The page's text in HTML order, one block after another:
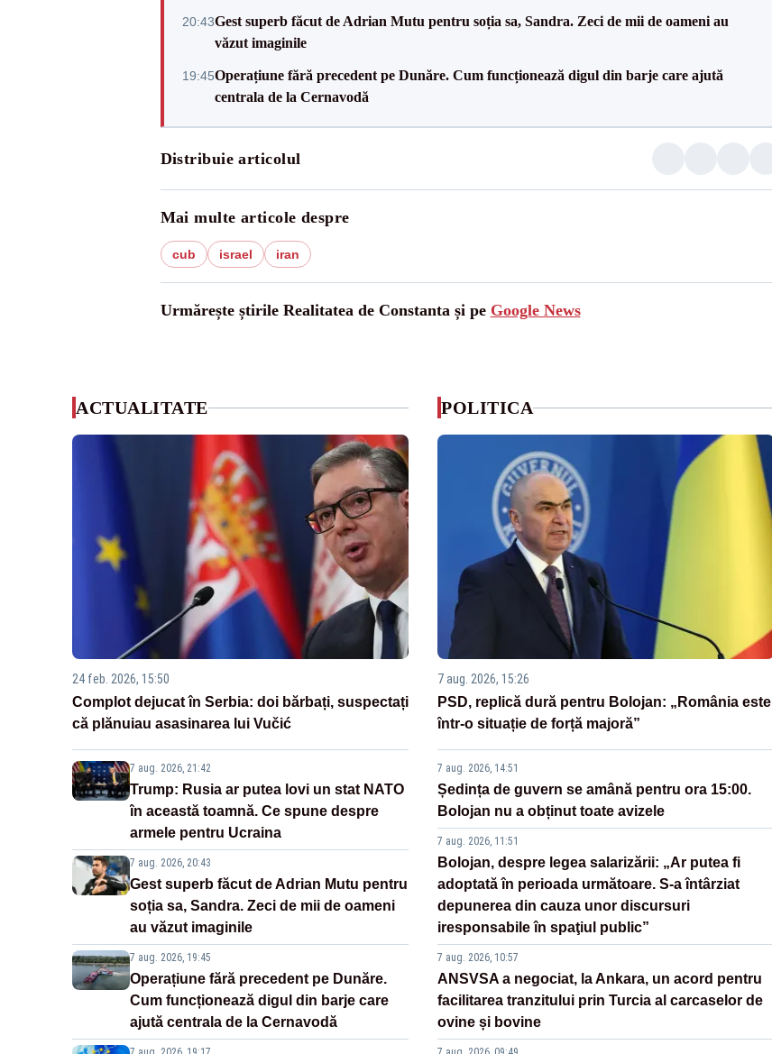
20:43Gest superb făcut de Adrian Mutu pentru soția sa, Sandra. Zeci de mii de oameni au
văzut imaginile
19:45Operațiune fără precedent pe Dunăre. Cum funcționează digul din barje care ajută
centrala de la Cernavodă
Distribuie articolul
Mai multe articole despre
cub israel iran
Urmărește știrile Realitatea de Constanta și pe Google News
ACTUALITATE
24 feb. 2026, 15:50
Complot dejucat în Serbia: doi bărbați, suspectați
că plănuiau asasinarea lui Vučić
7 aug. 2026, 21:42
Trump: Rusia ar putea lovi un stat NATO
în această toamnă. Ce spune despre
armele pentru Ucraina
7 aug. 2026, 20:43
Gest superb făcut de Adrian Mutu pentru
soția sa, Sandra. Zeci de mii de oameni
au văzut imaginile
7 aug. 2026, 19:45
Operațiune fără precedent pe Dunăre.
Cum funcționează digul din barje care
ajută centrala de la Cernavodă
POLITICA
7 aug. 2026, 15:26
PSD, replică dură pentru Bolojan: „România este
într-o situație de forță majoră”
7 aug. 2026, 14:51
Ședința de guvern se amână pentru ora 15:00.
Bolojan nu a obținut toate avizele
7 aug. 2026, 11:51
Bolojan, despre legea salarizării: „Ar putea fi
adoptată în perioada următoare. S-a întârziat
depunerea din cauza unor discursuri
iresponsabile în spaţiul public”
7 aug. 2026, 10:57
ANSVSA a negociat, la Ankara, un acord pentru
facilitarea tranzitului prin Turcia al carcaselor de
ovine și bovine